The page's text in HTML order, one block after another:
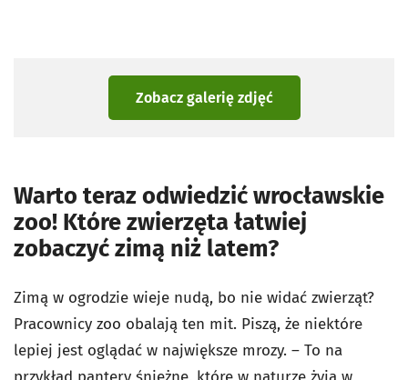
Zobacz galerię zdjęć
Warto teraz odwiedzić wrocławskie
zoo! Które zwierzęta łatwiej
zobaczyć zimą niż latem?
Zimą w ogrodzie wieje nudą, bo nie widać zwierząt?
Pracownicy zoo obalają ten mit. Piszą, że niektóre
lepiej jest oglądać w największe mrozy. – To na